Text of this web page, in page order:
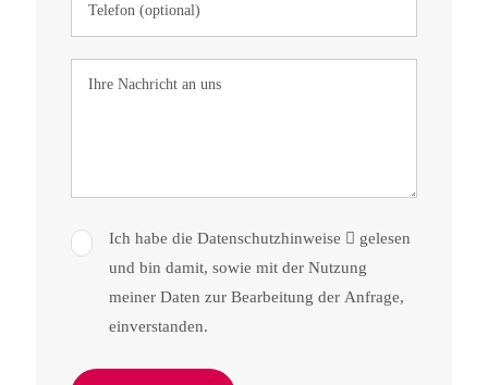
Ich habe die Daten­schutz­hinweise
gelesen
und bin damit, sowie mit der Nutzung
meiner Daten zur Bearbeitung der Anfrage,
einverstanden.